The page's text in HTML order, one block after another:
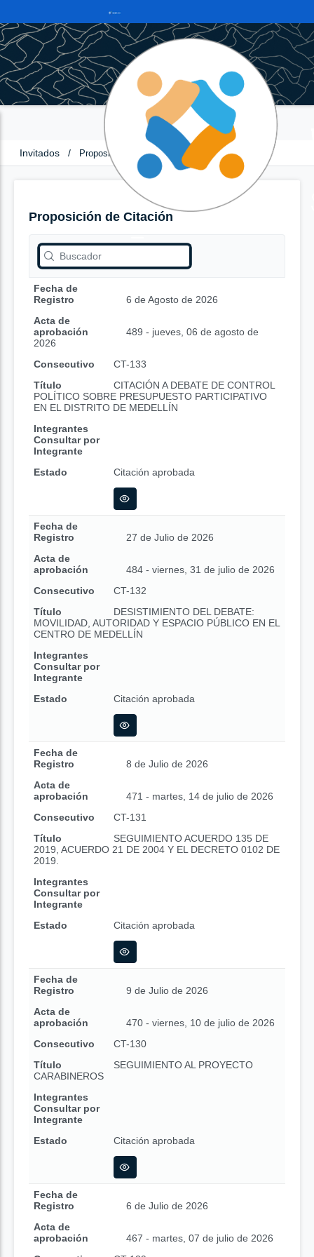
Invitados / Proposición de Citación
Proposición de Citación
Fecha de
Registro
6 de Agosto de 2026
Acta de
aprobación
489 - jueves, 06 de agosto de
2026
Consecutivo
CT-133
Título
CITACIÓN A DEBATE DE CONTROL
POLÍTICO SOBRE PRESUPUESTO PARTICIPATIVO
EN EL DISTRITO DE MEDELLÍN
Integrantes
Consultar por
Integrante
Estado
Citación aprobada
Fecha de
Registro
27 de Julio de 2026
Acta de
aprobación
484 - viernes, 31 de julio de 2026
Consecutivo
CT-132
Título
DESISTIMIENTO DEL DEBATE:
MOVILIDAD, AUTORIDAD Y ESPACIO PÚBLICO EN EL
CENTRO DE MEDELLÍN
Integrantes
Consultar por
Integrante
Estado
Citación aprobada
Fecha de
Registro
8 de Julio de 2026
Acta de
aprobación
471 - martes, 14 de julio de 2026
Consecutivo
CT-131
Título
SEGUIMIENTO ACUERDO 135 DE
2019, ACUERDO 21 DE 2004 Y EL DECRETO 0102 DE
2019.
Integrantes
Consultar por
Integrante
Estado
Citación aprobada
Fecha de
Registro
9 de Julio de 2026
Acta de
aprobación
470 - viernes, 10 de julio de 2026
Consecutivo
CT-130
Título
SEGUIMIENTO AL PROYECTO
CARABINEROS
Integrantes
Consultar por
Integrante
Estado
Citación aprobada
Fecha de
Registro
6 de Julio de 2026
Acta de
aprobación
467 - martes, 07 de julio de 2026